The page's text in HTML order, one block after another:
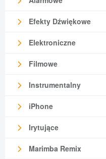
Efekty Dźwiękowe
Elektroniczne
Filmowe
Instrumentalny
iPhone
Irytujące
Marimba Remix